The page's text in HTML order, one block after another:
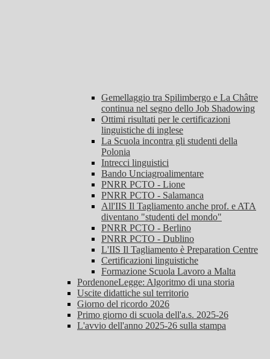
Gemellaggio tra Spilimbergo e La Châtre
continua nel segno dello Job Shadowing
Ottimi risultati per le certificazioni
linguistiche di inglese
La Scuola incontra gli studenti della
Polonia
Intrecci linguistici
Bando Unciagroalimentare
PNRR PCTO - Lione
PNRR PCTO - Salamanca
All'IIS Il Tagliamento anche prof. e ATA
diventano "studenti del mondo"
PNRR PCTO - Berlino
PNRR PCTO - Dublino
L'IIS Il Tagliamento è Preparation Centre
Certificazioni linguistiche
Formazione Scuola Lavoro a Malta
PordenoneLegge: Algoritmo di una storia
Uscite didattiche sul territorio
Giorno del ricordo 2026
Primo giorno di scuola dell'a.s. 2025-26
L'avvio dell'anno 2025-26 sulla stampa